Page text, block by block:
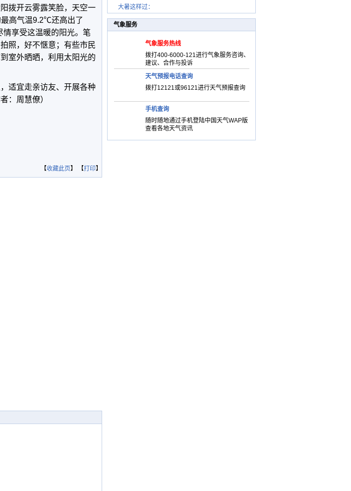
拨开云雾露笑脸，天空一
高气温9.2℃还高出了
享受这温暖的阳光。笔
照，好不惬意；有些市民
室外晒晒，利用太阳光的
适宜走亲访友、开展各种
：周慧僚）
【收藏此页】 【打印】
大暑这样过：
气象服务
气象服务热线
拨打400-6000-121进行气象服务咨询、
建议、合作与投诉
天气预报电话查询
拨打12121或96121进行天气预报查询
手机查询
随时随地通过手机登陆中国天气WAP版
查看各地天气资讯